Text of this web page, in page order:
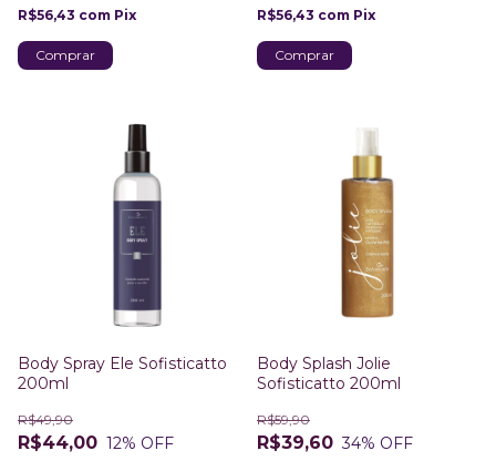
R$56,43 com Pix R$56,43 com Pix
Body Spray Ele Sofisticatto
200ml
R$44,00
R$49,90
12% OFF
Body Splash Jolie
Sofisticatto 200ml
R$39,60
R$59,90
34% OFF